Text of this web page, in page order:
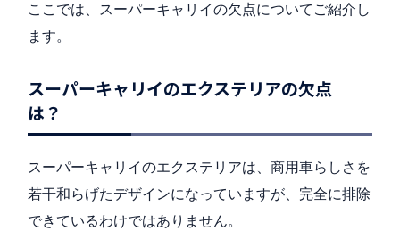
ここでは、スーパーキャリイの欠点についてご紹介し
ます。
スーパーキャリイのエクステリアの欠点
は？
スーパーキャリイのエクステリアは、商用車らしさを
若干和らげたデザインになっていますが、完全に排除
できているわけではありません。